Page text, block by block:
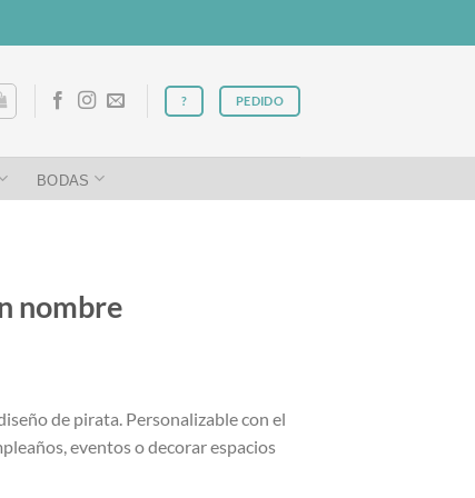
? PEDIDO
BODAS
nombre
de pirata. Personalizable con el
eventos o decorar espacios